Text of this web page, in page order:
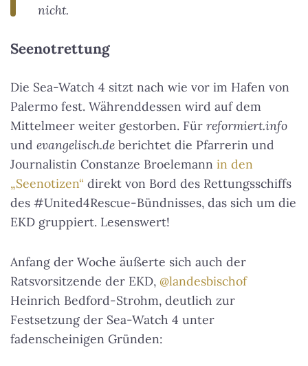
nicht.
Seenotrettung
Die Sea-Watch 4 sitzt nach wie vor im Hafen von
Palermo fest. Währenddessen wird auf dem
Mittelmeer weiter gestorben. Für reformiert.info
und evangelisch.de berichtet die Pfarrerin und
Journalistin Constanze Broelemann in den
„Seenotizen“ direkt von Bord des Rettungsschiffs
des #United4Rescue-Bündnisses, das sich um die
EKD gruppiert. Lesenswert!
Anfang der Woche äußerte sich auch der
Ratsvorsitzende der EKD, @landesbischof
Heinrich Bedford-Strohm, deutlich zur
Festsetzung der Sea-Watch 4 unter
fadenscheinigen Gründen: